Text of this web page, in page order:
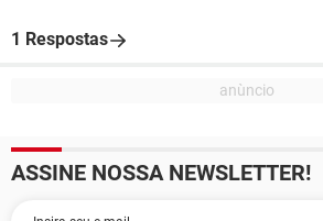
1 Respostas
ASSINE NOSSA NEWSLETTER!